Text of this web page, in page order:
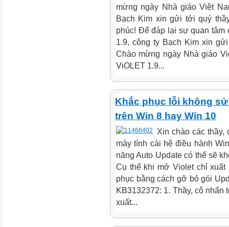
mừng ngày Nhà giáo Việt
Bạch Kim xin gửi tới quý
phúc! Để đáp lại sự quan tâm
1.9, công ty Bạch Kim xin
Chào mừng ngày Nhà giáo
ViOLET 1.9...
Khắc phục lỗi không
trên Win 8 hay Win 10
Xin chào các
máy tính cài hệ điều hành
năng Auto Update có thể sẽ
Cụ thể khi mở Violet chỉ xuất
phục bằng cách gỡ bỏ gói
KB3132372: 1. Thầy, cô
xuất...